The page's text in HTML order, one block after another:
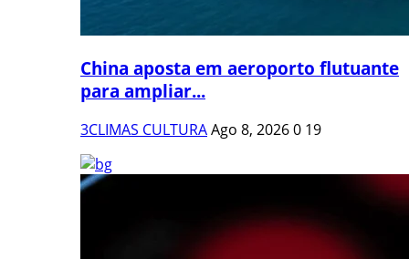
China aposta em aeroporto flutuante
para ampliar...
3CLIMAS CULTURAAgo 8, 20260 19